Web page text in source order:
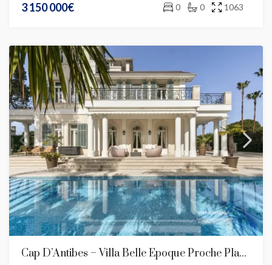
3 150 000€ 0 0 1063
Cap D’Antibes – Villa Belle Époque Proche Plage De La Garoupe